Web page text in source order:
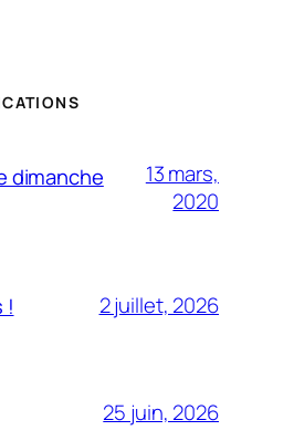
dimanche
13 mars,
2020
! 2 juillet, 2026
25 juin, 2026